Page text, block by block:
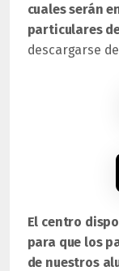
cuales serán
particulares
descargarse
El centro
para que los
de nuestros